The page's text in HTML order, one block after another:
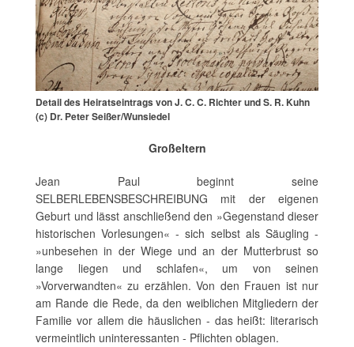
Detail des Heiratseintrags von J. C. C. Richter und S. R. Kuhn
(c) Dr. Peter Seißer/Wunsiedel
Großeltern
Jean Paul beginnt seine
SELBERLEBENSBESCHREIBUNG mit der eigenen
Geburt und lässt anschließend den »Gegenstand dieser
historischen Vorlesungen« - sich selbst als Säugling -
»unbesehen in der Wiege und an der Mutterbrust so
lange liegen und schlafen«, um von seinen
»Vorverwandten« zu erzählen. Von den Frauen ist nur
am Rande die Rede, da den weiblichen Mitgliedern der
Familie vor allem die häuslichen - das heißt: literarisch
vermeintlich uninteressanten - Pflichten oblagen.